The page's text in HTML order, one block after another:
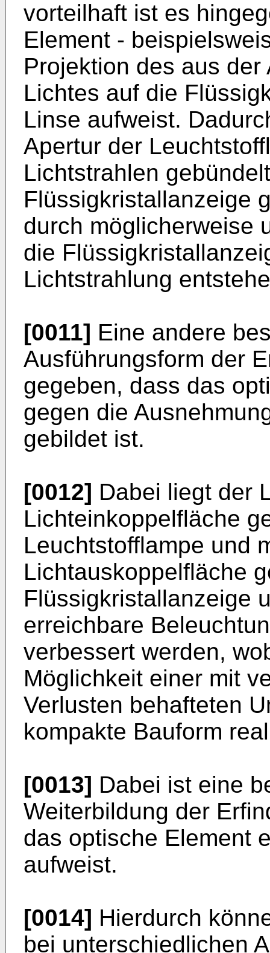
vorteilhaft ist es
Element -
Projektion des aus
Lichtes auf die
Linse aufweist.
Apertur der
Lichtstrahlen
Flüssigkristallanzeige
durch möglicherweise
die
Lichtstrahlung
[0011] Eine andere
Ausführungsform der
gegeben, dass das
gegen die
gebildet ist.
[0012] Dabei liegt der
Lichteinkoppelfläche
Leuchtstofflampe und
Lichtauskoppelfläche
Flüssigkristallanzeige
erreichbare
verbessert werden,
Möglichkeit einer mit
Verlusten behafteten
kompakte Bauform
[0013] Dabei ist eine
Weiterbildung der
das optische Element
aufweist.
[0014] Hierdurch
bei unterschiedlichen